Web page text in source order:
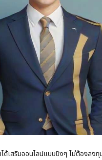
เสริมออนไลน์แบบปังๆ ไม่ต้องลงทุ